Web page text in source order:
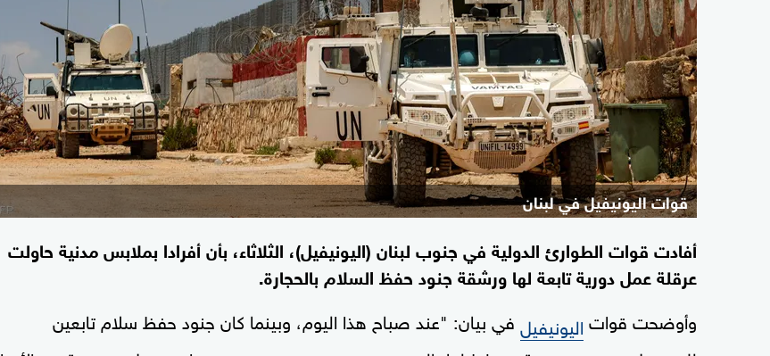
قوات اليونيفيل في لبنان
أفادت قوات الطوارئ الدولية في جنوب لبنان (اليونيفيل)، الثلاثاء، بأن أفرادا بملابس مدنية حاولت
عرقلة عمل دورية تابعة لها ورشقة جنود حفظ السلام بالحجارة.
وأوضحت قوات اليونيفيل في بيان: "عند صباح هذا اليوم، وبينما كان جنود حفظ سلام تابعين